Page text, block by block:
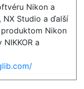
Nikon a
NX Studio a ďalší
Nikon
a